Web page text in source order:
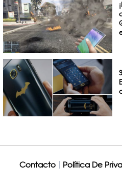
Contacto Política De